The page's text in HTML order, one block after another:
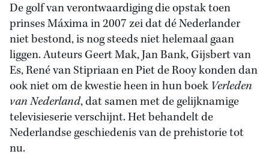
De golf van verontwaardiging die opstak toen
prinses Máxima in 2007 zei dat dé Nederlander
niet bestond, is nog steeds niet helemaal gaan
liggen. Auteurs Geert Mak, Jan Bank, Gijsbert van
Es, René van Stipriaan en Piet de Rooy konden dan
ook niet om de kwestie heen in hun boekVerleden
van Nederland, dat samen met de gelijknamige
televisieserie verschijnt. Het behandelt de
Nederlandse geschiedenis van de prehistorie tot
nu.